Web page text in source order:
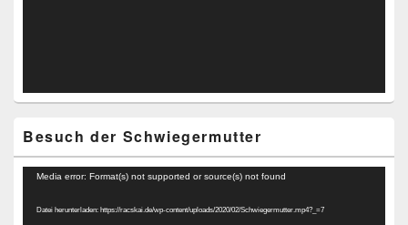
Besuch der Schwiegermutter
Video-
Media error: Format(s) not supported or source(s) not found
Datei herunterladen: https://racskai.de/wp-content/uploads/2020/02/Schwiegermutter.mp4?_=7